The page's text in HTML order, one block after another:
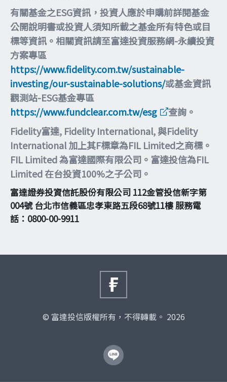
有關基金之ESG資訊，投資人應於申購前詳閱基金
公開說明書或投資人須知所載之基金所有特色或目
標等資訊。相關資訊請至富達投資服務網-永續投資
方案專區
https://www.fidelity.com.tw/sustainable-
investing/our-sustainable-solutions/或基金資訊
觀測站-ESG基金專區
https://www.fundclear.com.tw/esg
查詢。
Fidelity富達, Fidelity International, 與Fidelity
International 加上其F標章為FIL Limited之商標。
FIL Limited 為富達國際有限公司。富達投信為FIL
Limited 在台投資100%之子公司。
富達證券投資信託股份有限公司 112金管投信新字第
004號 台北市信義區忠孝東路五段68號11樓 服務電
話：0800-00-9911
© 富達投信版權所有，不得轉載。 2026